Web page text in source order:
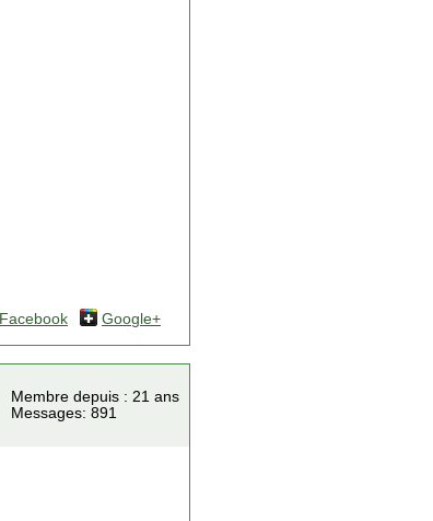
Facebook Google+
Membre depuis : 21 ans
Messages: 891